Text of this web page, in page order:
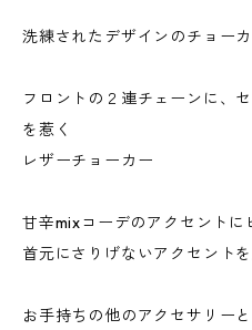
洗練されたデザインのチョー
フロントの２連チェーンに、
を惹く
レザーチョーカー
甘辛mixコーデのアクセントに
首元にさりげないアクセント
お手持ちの他のアクセサリー